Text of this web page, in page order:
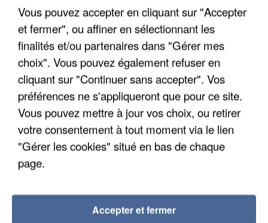
Son corps a été retrouvé à cinq kilomètres de là.
Vous pouvez accepter en cliquant sur "Accepter
et fermer", ou affiner en sélectionnant les
finalités et/ou partenaires dans "Gérer mes
choix". Vous pouvez également refuser en
cliquant sur "Continuer sans accepter". Vos
préférences ne s'appliqueront que pour ce site.
Vous pouvez mettre à jour vos choix, ou retirer
votre consentement à tout moment via le lien
"Gérer les cookies" situé en bas de chaque
page.
Accepter et fermer